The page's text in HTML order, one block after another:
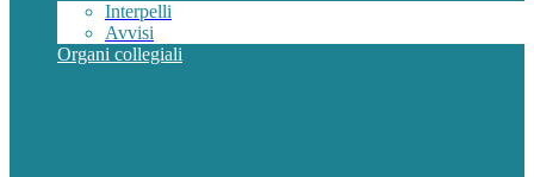
Interpelli
Avvisi
Organi collegiali